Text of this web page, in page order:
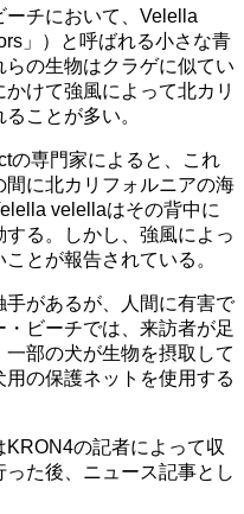
チにおいて、Velella
」）と呼ばれる小さな青
の生物はクラゲに似てい
けて強風によって北カリ
ことが多い。
の専門家によると、これ
に北カリフォルニアの海
velellaはその背中に
る。しかし、強風によっ
とが報告されている。
があるが、人間に有害で
ビーチでは、来訪者が足
部の犬が生物を摂取して
の保護ネットを使用する
の記者によって収
た後、ニュース記事とし